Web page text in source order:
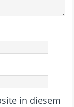
in diesem